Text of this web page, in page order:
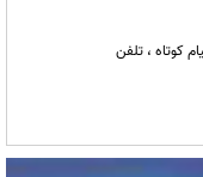
کوتاه ، تلفن